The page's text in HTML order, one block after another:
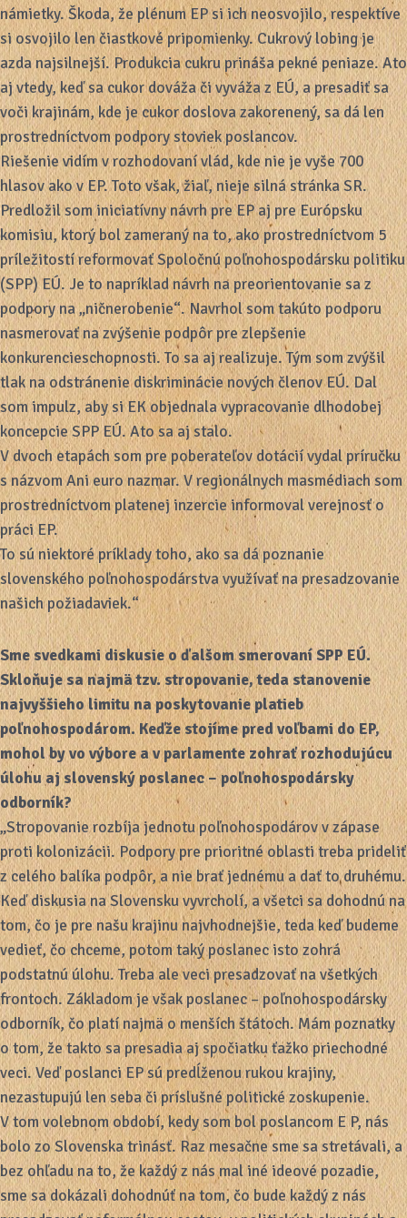
námietky. Škoda, že plénum EP si ich neosvojilo, respektíve
si osvojilo len čiastkové pripomienky. Cukrový lobing je
azda najsilnejší. Produkcia cukru prináša pekné peniaze. Ato
aj vtedy, keď sa cukor dováža či vyváža z EÚ, a presadiť sa
voči krajinám, kde je cukor doslova zakorenený, sa dá len
prostredníctvom podpory stoviek poslancov.
Riešenie vidím v rozhodovaní vlád, kde nie je vyše 700
hlasov ako v EP. Toto však, žiaľ, nieje silná stránka SR.
Predložil som iniciatívny návrh pre EP aj pre Európsku
komisiu, ktorý bol zameraný na to, ako prostredníctvom 5
príležitostí reformovať Spoločnú poľnohospodársku politiku
(SPP) EÚ. Je to napríklad návrh na preorientovanie sa z
podpory na „ničnerobenie“. Navrhol som takúto podporu
nasmerovať na zvýšenie podpôr pre zlepšenie
konkurencieschopnosti. To sa aj realizuje. Tým som zvýšil
tlak na odstránenie diskriminácie nových členov EÚ. Dal
som impulz, aby si EK objednala vypracovanie dlhodobej
koncepcie SPP EÚ. Ato sa aj stalo.
V dvoch etapách som pre poberateľov dotácií vydal príručku
s názvom Ani euro nazmar. V regionálnych masmédiach som
prostredníctvom platenej inzercie informoval verejnosť o
práci EP.
To sú niektoré príklady toho, ako sa dá poznanie
slovenského poľnohospodárstva využívať na presadzovanie
našich požiadaviek.“
Sme svedkami diskusie o ďalšom smerovaní SPP EÚ.
Skloňuje sa najmä tzv. stropovanie, teda stanovenie
najvyššieho limitu na poskytovanie platieb
poľnohospodárom. Keďže stojíme pred voľbami do EP,
mohol by vo výbore a v parlamente zohrať rozhodujúcu
úlohu aj slovenský poslanec – poľnohospodársky
odborník?
„Stropovanie rozbíja jednotu poľnohospodárov v zápase
proti kolonizácii. Podpory pre prioritné oblasti treba prideliť
z celého balíka podpôr, a nie brať jednému a dať to druhému.
Keď diskusia na Slovensku vyvrcholí, a všetci sa dohodnú na
tom, čo je pre našu krajinu najvhodnejšie, teda keď budeme
vedieť, čo chceme, potom taký poslanec isto zohrá
podstatnú úlohu. Treba ale veci presadzovať na všetkých
frontoch. Základom je však poslanec – poľnohospodársky
odborník, čo platí najmä o menších štátoch. Mám poznatky
o tom, že takto sa presadia aj spočiatku ťažko priechodné
veci. Veď poslanci EP sú predĺženou rukou krajiny,
nezastupujú len seba či príslušné politické zoskupenie.
V tom volebnom období, kedy som bol poslancom E P, nás
bolo zo Slovenska trinásť. Raz mesačne sme sa stretávali, a
bez ohľadu na to, že každý z nás mal iné ideové pozadie,
sme sa dokázali dohodnúť na tom, čo bude každý z nás